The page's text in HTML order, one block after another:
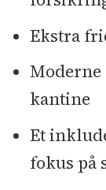
Ekstra
kantine
Et
fokus på